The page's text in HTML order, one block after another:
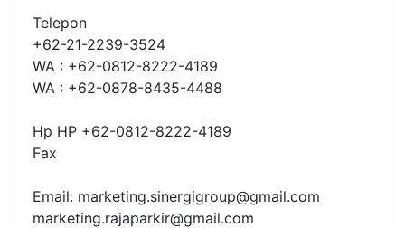
Telepon
+62-21-2239-3524
WA : +62-0812-8222-4189
WA : +62-0878-8435-4488
Hp HP +62-0812-8222-4189
Fax
Email: marketing.sinergigroup@gmail.com
marketing.rajaparkir@gmail.com